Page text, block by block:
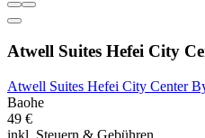
Atwell Suites Hefei City
Atwell Suites Hefei City Center
Baohe
49 €
inkl. Steuern & Gebühren